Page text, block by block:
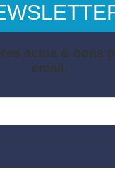
actus & bons
email.